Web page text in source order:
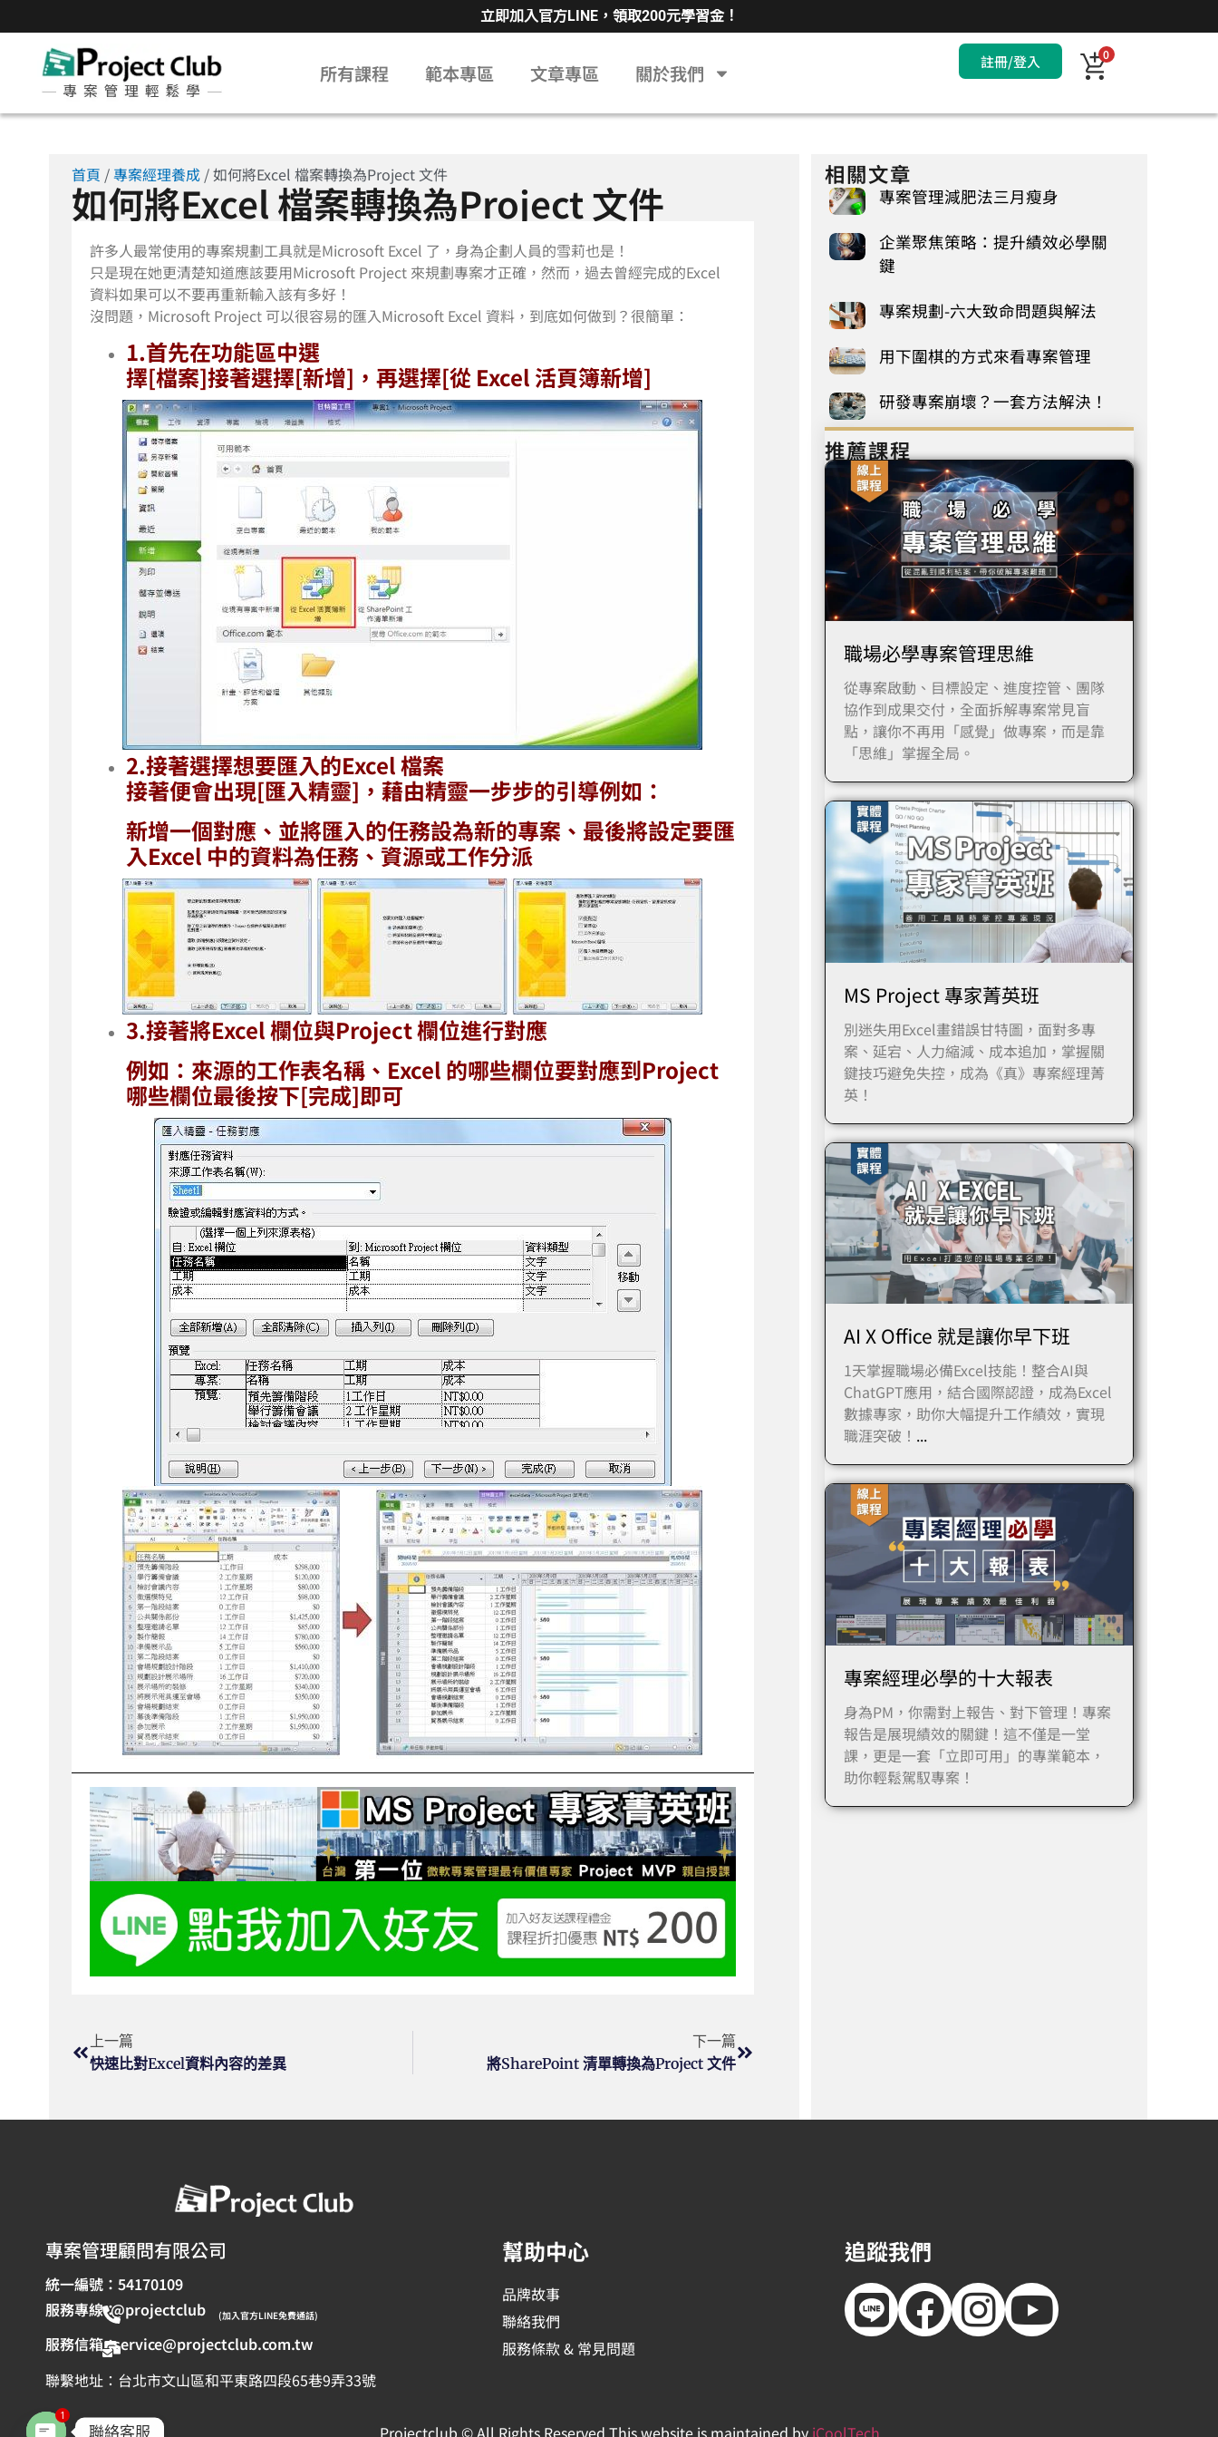
立即加入官方LINE，領取200元學習金！
所有課程 範本專區 文章專區 關於我們 註冊/登入 0
首頁 /專案經理養成/ 如何將Excel 檔案轉換為Project 文件
如何將Excel 檔案轉換為Project 文件
許多人最常使用的專案規劃工具就是Microsoft Excel 了，身為企劃人員的雪莉也是！
只是現在她更清楚知道應該要用Microsoft Project 來規劃專案才正確，然而，過去曾經完成的Excel
資料如果可以不要再重新輸入該有多好！
沒問題，Microsoft Project 可以很容易的匯入Microsoft Excel 資料，到底如何做到？很簡單：
1.首先在功能區中選
擇[檔案]接著選擇[新增]，再選擇[從 Excel 活頁簿新增]
2.接著選擇想要匯入的Excel 檔案
接著便會出現[匯入精靈]，藉由精靈一步步的引導例如：
新增一個對應、並將匯入的任務設為新的專案、最後將設定要匯
入Excel 中的資料為任務、資源或工作分派
3.接著將Excel 欄位與Project 欄位進行對應
例如：來源的工作表名稱、Excel 的哪些欄位要對應到Project
哪些欄位最後按下[完成]即可
上一篇
快速比對Excel資料內容的差異
下一篇
將SharePoint 清單轉換為Project 文件
相關文章
專案管理減肥法三月瘦身
企業聚焦策略：提升績效必學關
鍵
專案規劃-六大致命問題與解法
用下圍棋的方式來看專案管理
研發專案崩壞？一套方法解決！
推薦課程
職場必學專案管理思維
從專案啟動、目標設定、進度控管、團隊
協作到成果交付，全面拆解專案常見盲
點，讓你不再用「感覺」做專案，而是靠
「思維」掌握全局。
MS Project 專家菁英班
別迷失用Excel畫錯誤甘特圖，面對多專
案、延宕、人力縮減、成本追加，掌握關
鍵技巧避免失控，成為《真》專案經理菁
英！
AI X Office 就是讓你早下班
1天掌握職場必備Excel技能！整合AI與
ChatGPT應用，結合國際認證，成為Excel
數據專家，助你大幅提升工作績效，實現
職涯突破！ ...
專案經理必學的十大報表
身為PM，你需對上報告、對下管理！專案
報告是展現績效的關鍵！這不僅是一堂
課，更是一套「立即可用」的專業範本，
助你輕鬆駕馭專案！
專案管理顧問有限公司
統一編號：54170109
服務專線：@projectclub (加入官方LINE免費通話)
服務信箱：service@projectclub.com.tw
聯繫地址：台北市文山區和平東路四段65巷9弄33號
幫助中心
品牌故事
聯絡我們
服務條款 & 常見問題
追蹤我們
Projectclub © All Rights Reserved. This website is maintained by iCoolTech
聯絡客服
1